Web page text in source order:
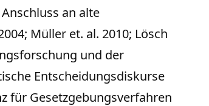
an alte
Müller et. al. 2010; Lösch
und der
Entscheidungsdiskurse
für Gesetzgebungsverfahren